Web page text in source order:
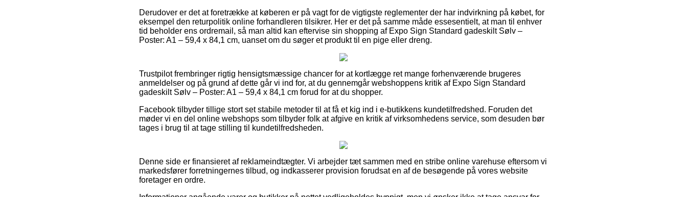
Derudover er det at foretrække at køberen er på vagt for de vigtigste reglementer der har indvirkning på købet, for
eksempel den returpolitik online forhandleren tilsikrer. Her er det på samme måde essesentielt, at man til enhver
tid beholder ens ordremail, så man altid kan eftervise sin shopping af Expo Sign Standard gadeskilt Sølv –
Poster: A1 – 59,4 x 84,1 cm, uanset om du søger et produkt til en pige eller dreng.
Trustpilot frembringer rigtig hensigtsmæssige chancer for at kortlægge ret mange forhenværende brugeres
anmeldelser og på grund af dette går vi ind for, at du gennemgår webshoppens kritik af Expo Sign Standard
gadeskilt Sølv – Poster: A1 – 59,4 x 84,1 cm forud for at du shopper.
Facebook tilbyder tillige stort set stabile metoder til at få et kig ind i e-butikkens kundetilfredshed. Foruden det
møder vi en del online webshops som tilbyder folk at afgive en kritik af virksomhedens service, som desuden bør
tages i brug til at tage stilling til kundetilfredsheden.
Denne side er finansieret af reklameindtægter. Vi arbejder tæt sammen med en stribe online varehuse eftersom vi
markedsfører forretningernes tilbud, og indkasserer provision forudsat en af de besøgende på vores website
foretager en ordre.